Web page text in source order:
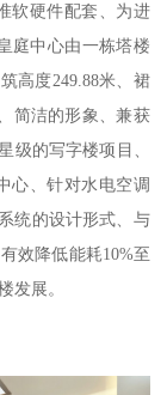
软硬件配套、为进
庭中心由一栋塔楼
高度249.88米、裙
简洁的形象、兼获
级的写字楼项目、
心、针对水电空调
统的设计形式、与
效降低能耗10%至
发展。